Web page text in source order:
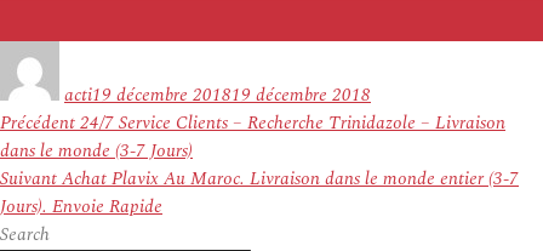
actile
19 décembre 201819 décembre 2018
Navigation
de
l’article
PrécédentArticle
précédent :
24/7 Service Clients – Recherche Trinidazole – Livraison
dans le monde (3-7 Jours)
SuivantArticle
suivant :
Achat Plavix Au Maroc. Livraison dans le monde entier (3-7
Jours). Envoie Rapide
Search